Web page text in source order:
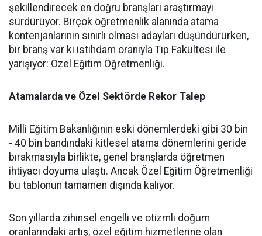
şekillendirecek en doğru branşları araştırmayı
sürdürüyor. Birçok öğretmenlik alanında atama
kontenjanlarının sınırlı olması adayları düşündürürken,
bir branş var ki istihdam oranıyla Tıp Fakültesi ile
yarışıyor: Özel Eğitim Öğretmenliği.
Atamalarda ve Özel Sektörde Rekor Talep
​Milli Eğitim Bakanlığının eski dönemlerdeki gibi 30 bin
- 40 bin bandındaki kitlesel atama dönemlerini geride
bırakmasıyla birlikte, genel branşlarda öğretmen
ihtiyacı doyuma ulaştı. Ancak Özel Eğitim Öğretmenliği
bu tablonun tamamen dışında kalıyor.
​Son yıllarda zihinsel engelli ve otizmli doğum
oranlarındaki artış, özel eğitim hizmetlerine olan